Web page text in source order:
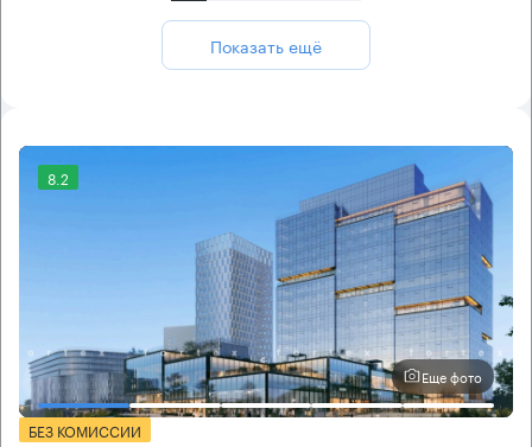
Показать ещё
8.2
Еще фото
БЕЗ КОМИССИИ